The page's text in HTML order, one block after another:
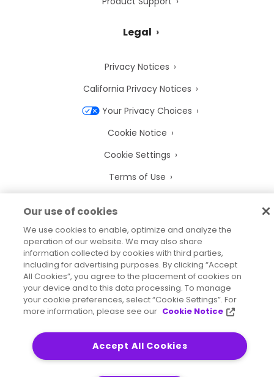
Legal
Privacy Notices
California Privacy Notices
Your Privacy Choices
Cookie Notice
Cookie Settings
Terms of Use
Legal Agreements
2026 © Precisely
Sitemap
Accessibility Statement
Our use of cookies
We use cookies to enable, optimize and analyze the
operation of our website. We may also share
information collected by cookies with third parties,
including for advertising purposes. By clicking “Accept
All Cookies”, you agree to the placement of cookies on
your device and to this data processing. To manage
your cookie preferences, select “Cookie Settings”. For
more information, please see our Cookie Notice
Accept All Cookies